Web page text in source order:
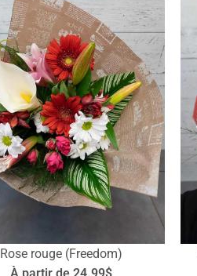
Rose rouge (Freedom)
À partir de 24.99$